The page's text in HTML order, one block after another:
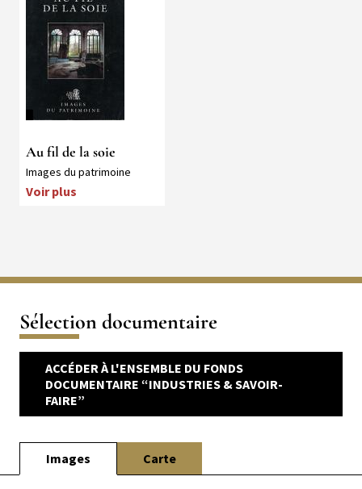
Au fil de la soie
Collection
Images du patrimoine
Voir plus
Sélection documentaire
ACCÉDER À L'ENSEMBLE DU FONDS
DOCUMENTAIRE “INDUSTRIES & SAVOIR-
FAIRE”
Images Carte